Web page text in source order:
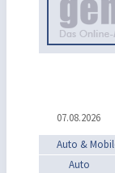
07.08.2026
Auto &
Auto